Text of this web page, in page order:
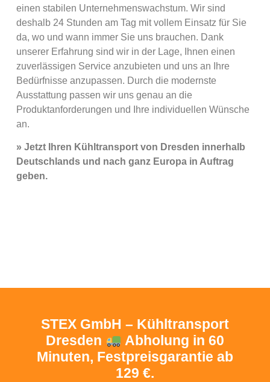
einen stabilen Unternehmenswachstum. Wir sind
deshalb 24 Stunden am Tag mit vollem Einsatz für Sie
da, wo und wann immer Sie uns brauchen. Dank
unserer Erfahrung sind wir in der Lage, Ihnen einen
zuverlässigen Service anzubieten und uns an Ihre
Bedürfnisse anzupassen. Durch die modernste
Ausstattung passen wir uns genau an die
Produktanforderungen und Ihre individuellen Wünsche
an.
» Jetzt Ihren Kühltransport von Dresden innerhalb
Deutschlands und nach ganz Europa in Auftrag
geben.
STEX GmbH – Kühltransport
Dresden
Abholung in 60
Minuten, Festpreisgarantie ab
129 €.